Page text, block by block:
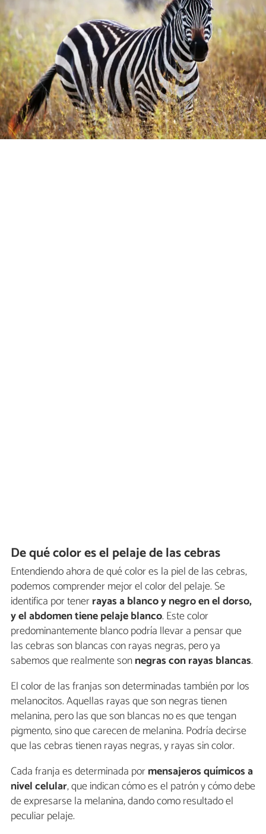
De qué color es el pelaje de las cebras
Entendiendo ahora de qué color es la piel de las cebras,
podemos comprender mejor el color del pelaje. Se
identifica por tenerrayas a blanco y negro en el dorso,
y el abdomen tiene pelaje blanco. Este color
predominantemente blanco podría llevar a pensar que
las cebras son blancas con rayas negras, pero ya
sabemos que realmente sonnegras con rayas blancas.
El color de las franjas son determinadas también por los
melanocitos. Aquellas rayas que son negras tienen
melanina, pero las que son blancas no es que tengan
pigmento, sino que carecen de melanina. Podría decirse
que las cebras tienen rayas negras, y rayas sin color.
Cada franja es determinada pormensajeros químicos a
nivel celular, que indican cómo es el patrón y cómo debe
de expresarse la melanina, dando como resultado el
peculiar pelaje.